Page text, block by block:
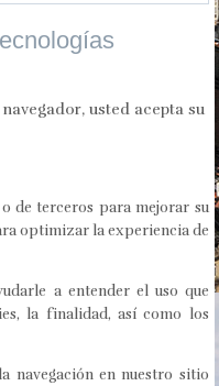
usted acepta su
de terceros para mejorar su
optimizar la experiencia de
a entender el uso que
la finalidad, así como los
navegación en nuestro sitio